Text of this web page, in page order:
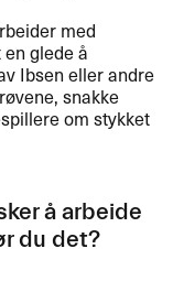
med
glede ​å
Ibsen eller andre
snakke
om stykket
​å arbeide
du det?​​